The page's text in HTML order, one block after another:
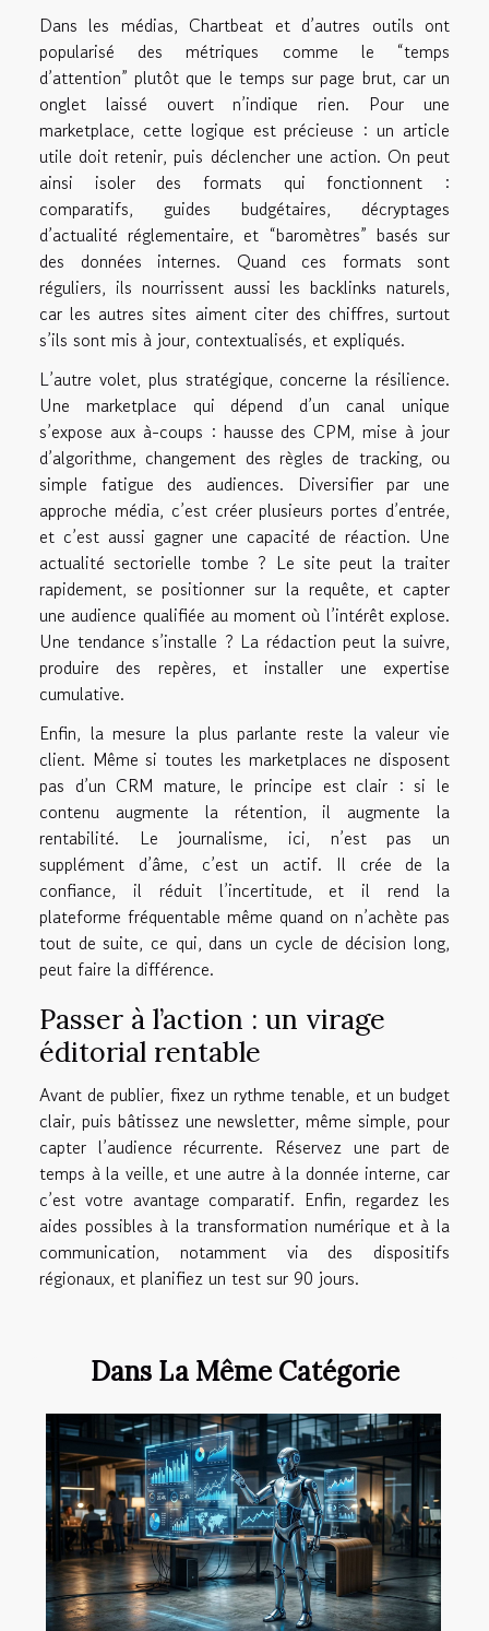
Dans les médias, Chartbeat et d’autres outils ont
popularisé des métriques comme le “temps
d’attention” plutôt que le temps sur page brut, car un
onglet laissé ouvert n’indique rien. Pour une
marketplace, cette logique est précieuse : un article
utile doit retenir, puis déclencher une action. On peut
ainsi isoler des formats qui fonctionnent :
comparatifs, guides budgétaires, décryptages
d’actualité réglementaire, et “baromètres” basés sur
des données internes. Quand ces formats sont
réguliers, ils nourrissent aussi les backlinks naturels,
car les autres sites aiment citer des chiffres, surtout
s’ils sont mis à jour, contextualisés, et expliqués.
L’autre volet, plus stratégique, concerne la résilience.
Une marketplace qui dépend d’un canal unique
s’expose aux à-coups : hausse des CPM, mise à jour
d’algorithme, changement des règles de tracking, ou
simple fatigue des audiences. Diversifier par une
approche média, c’est créer plusieurs portes d’entrée,
et c’est aussi gagner une capacité de réaction. Une
actualité sectorielle tombe ? Le site peut la traiter
rapidement, se positionner sur la requête, et capter
une audience qualifiée au moment où l’intérêt explose.
Une tendance s’installe ? La rédaction peut la suivre,
produire des repères, et installer une expertise
cumulative.
Enfin, la mesure la plus parlante reste la valeur vie
client. Même si toutes les marketplaces ne disposent
pas d’un CRM mature, le principe est clair : si le
contenu augmente la rétention, il augmente la
rentabilité. Le journalisme, ici, n’est pas un
supplément d’âme, c’est un actif. Il crée de la
confiance, il réduit l’incertitude, et il rend la
plateforme fréquentable même quand on n’achète pas
tout de suite, ce qui, dans un cycle de décision long,
peut faire la différence.
Passer à l’action : un virage
éditorial rentable
Avant de publier, fixez un rythme tenable, et un budget
clair, puis bâtissez une newsletter, même simple, pour
capter l’audience récurrente. Réservez une part de
temps à la veille, et une autre à la donnée interne, car
c’est votre avantage comparatif. Enfin, regardez les
aides possibles à la transformation numérique et à la
communication, notamment via des dispositifs
régionaux, et planifiez un test sur 90 jours.
Dans La Même Catégorie